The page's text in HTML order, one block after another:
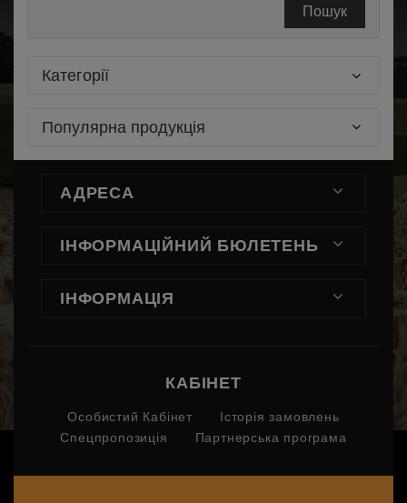
Пошук
Категорії
Популярна продукція
АДРЕСА
ІНФОРМАЦІЙНИЙ БЮЛЕТЕНЬ
ІНФОРМАЦІЯ
КАБІНЕТ
Особистий Кабінет
Історія замовлень
Спецпропозиція
Партнерська програма